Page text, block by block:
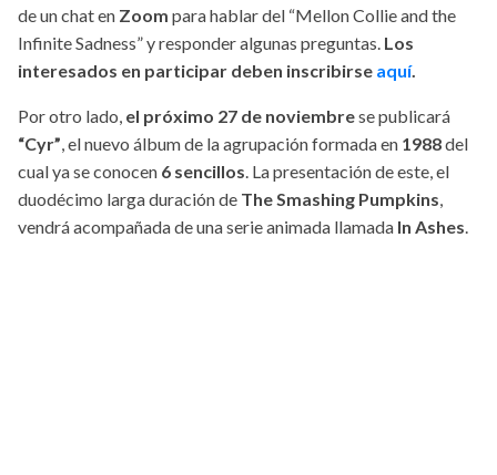
de un chat en Zoom para hablar del “Mellon Collie and the
Infinite Sadness” y responder algunas preguntas. Los
interesados en participar deben inscribirse aquí.
Por otro lado, el próximo 27 de noviembrese publicará
“Cyr”, el nuevo álbum de la agrupación formada en 1988del
cual ya se conocen 6 sencillos. La presentación de este, el
duodécimo larga duración de The Smashing Pumpkins,
vendrá acompañada de una serie animada llamada In Ashes.